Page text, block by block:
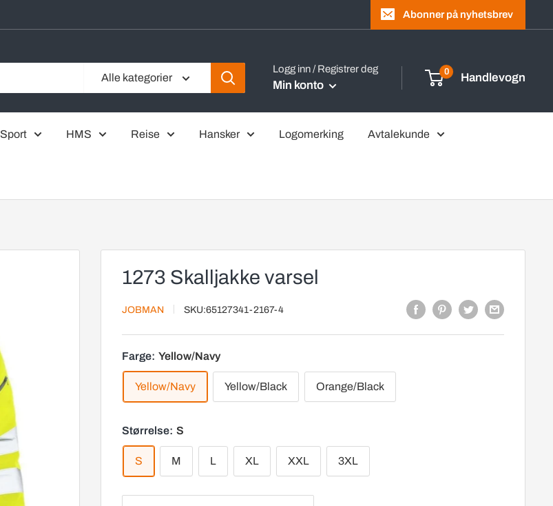
Abonner på nyhetsbrev
Alle kategorier
Logg inn / Registrer deg
Min konto
0 Handlevogn
Sport HMS Reise Hansker Logomerking Avtalekunde
1273 Skalljakke varsel
JOBMAN SKU:65127341-2167-4
Farge: Yellow/Navy
Yellow/Navy Yellow/Black Orange/Black
Størrelse: S
S M L XL XXL 3XL